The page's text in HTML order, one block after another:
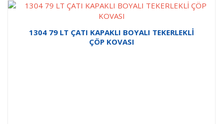
1304 79 LT ÇATI KAPAKLI BOYALI TEKERLEKLİ
ÇÖP KOVASI